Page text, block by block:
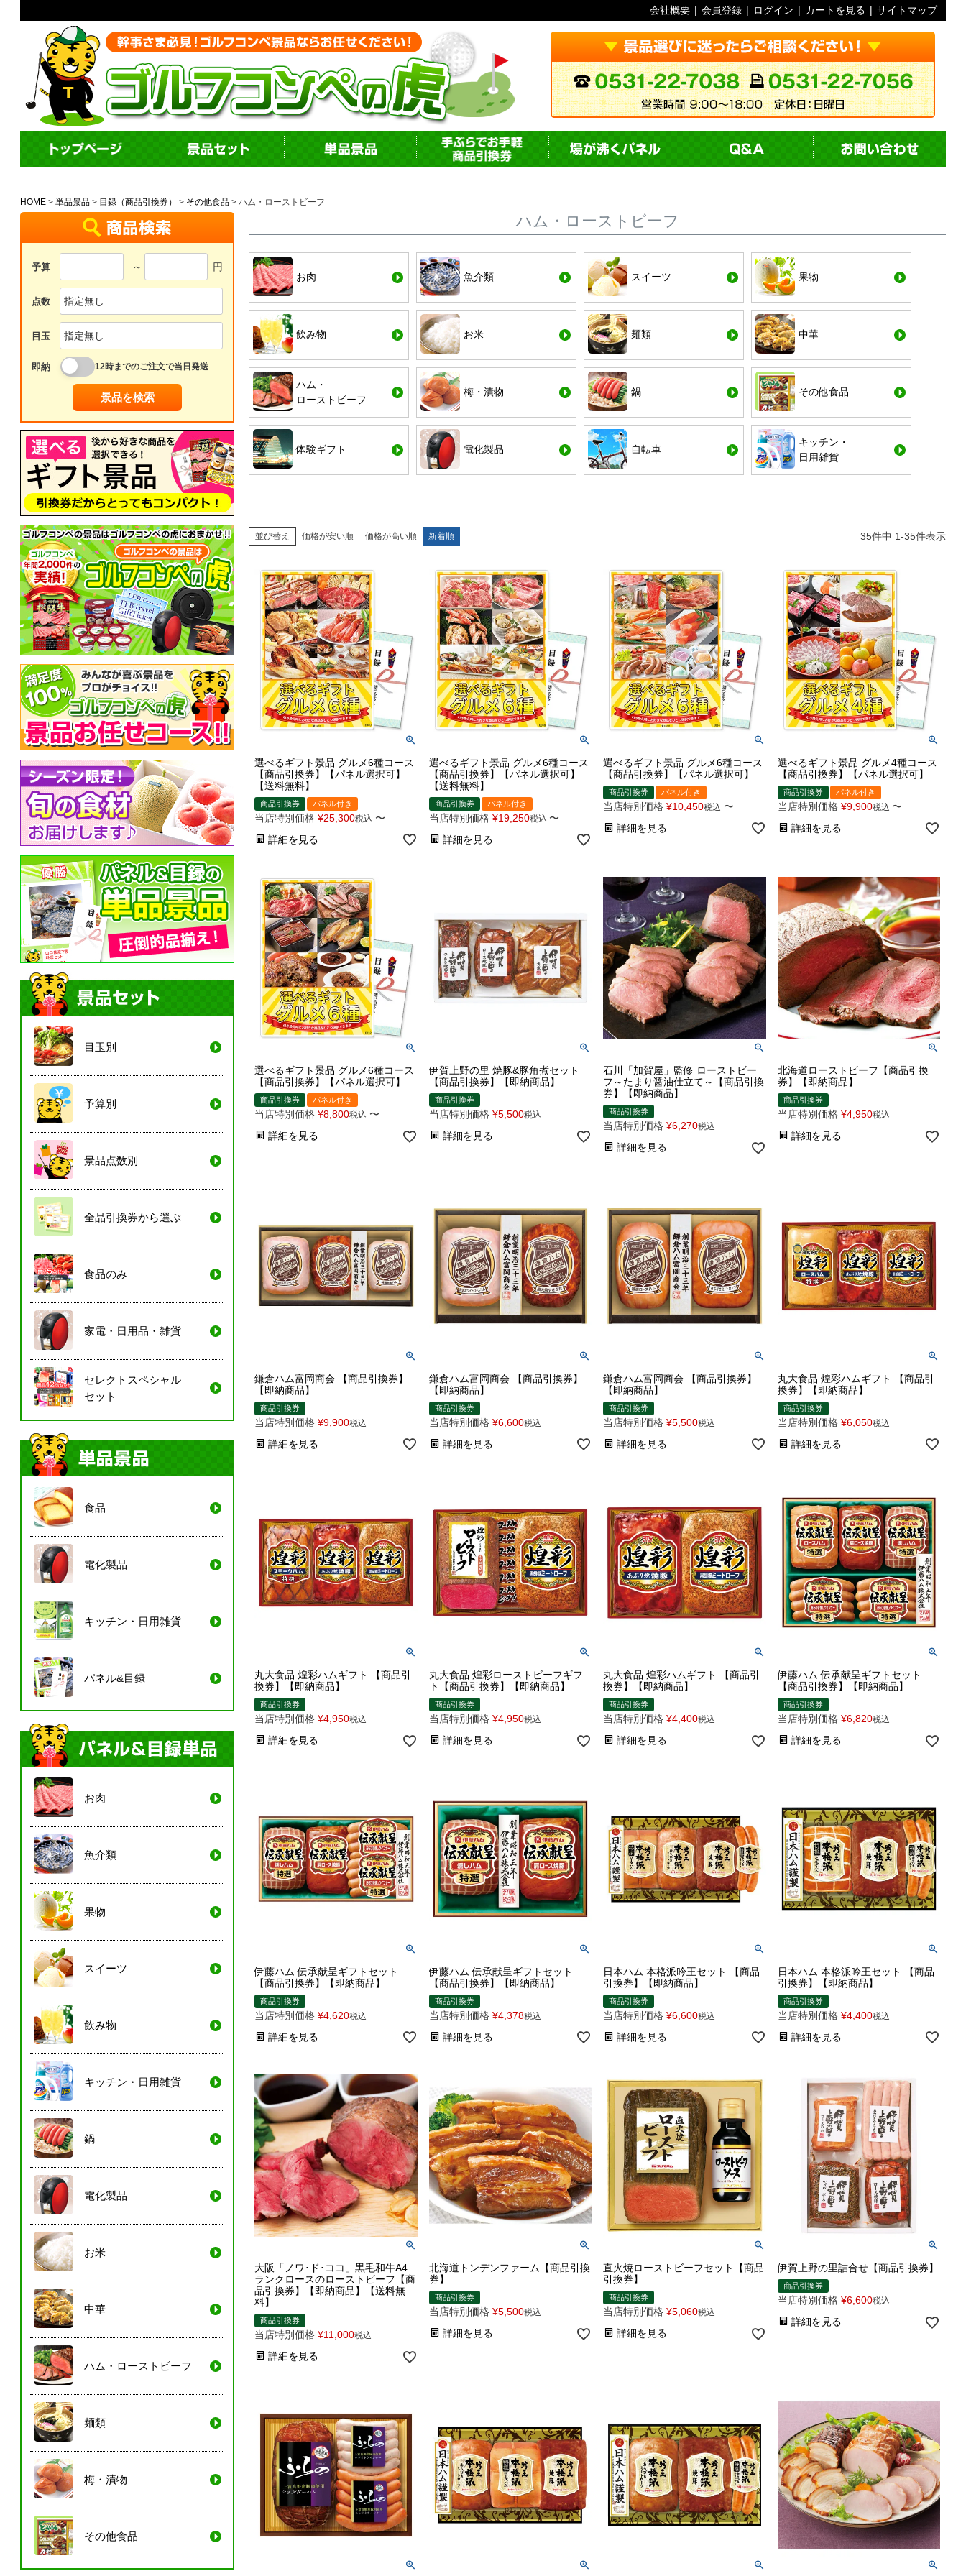
会社概要 | 会員登録 | ログイン | カートを見る | サイトマップ
HOME 単品景品 目録（商品引換券） その他食品 ハム・ローストビーフ
予算 ～ 円
点数
目玉
即納 12時までのご注文で当日発送
景品を検索
目玉別
予算別
景品点数別
全品引換券から選ぶ
食品のみ
家電・日用品・雑貨
セレクトスペシャル
セット
食品
電化製品
キッチン・日用雑貨
パネル&目録
お肉
魚介類
果物
スイーツ
飲み物
キッチン・日用雑貨
鍋
電化製品
お米
中華
ハム・ローストビーフ
麺類
梅・漬物
その他食品
ハム・ローストビーフ
お肉 魚介類 スイーツ 果物
飲み物 お米 麺類 中華
ハム・
ローストビーフ
梅・漬物 鍋 その他食品
体験ギフト 電化製品 自転車
キッチン・
日用雑貨
並び替え 価格が安い順 価格が高い順 新着順 35件中 1-35件表示
選べるギフト景品 グルメ6種コース
【商品引換券】【パネル選択可】
【送料無料】
商品引換券 パネル付き
当店特別価格 ¥25,300税込 〜
詳細を見る
選べるギフト景品 グルメ6種コース
【商品引換券】【パネル選択可】
【送料無料】
商品引換券 パネル付き
当店特別価格 ¥19,250税込 〜
詳細を見る
選べるギフト景品 グルメ6種コース
【商品引換券】【パネル選択可】
商品引換券 パネル付き
当店特別価格 ¥10,450税込 〜
詳細を見る
選べるギフト景品 グルメ4種コース
【商品引換券】【パネル選択可】
商品引換券 パネル付き
当店特別価格 ¥9,900税込 〜
詳細を見る
選べるギフト景品 グルメ6種コース
【商品引換券】【パネル選択可】
商品引換券 パネル付き
当店特別価格 ¥8,800税込 〜
詳細を見る
伊賀上野の里 焼豚&豚角煮セット
【商品引換券】【即納商品】
商品引換券
当店特別価格 ¥5,500税込
詳細を見る
石川「加賀屋」監修 ローストビー
フ～たまり醤油仕立て～【商品引換
券】【即納商品】
商品引換券
当店特別価格 ¥6,270税込
詳細を見る
北海道ローストビーフ【商品引換
券】【即納商品】
商品引換券
当店特別価格 ¥4,950税込
詳細を見る
鎌倉ハム富岡商会 【商品引換券】
【即納商品】
商品引換券
当店特別価格 ¥9,900税込
詳細を見る
鎌倉ハム富岡商会 【商品引換券】
【即納商品】
商品引換券
当店特別価格 ¥6,600税込
詳細を見る
鎌倉ハム富岡商会 【商品引換券】
【即納商品】
商品引換券
当店特別価格 ¥5,500税込
詳細を見る
丸大食品 煌彩ハムギフト 【商品引
換券】【即納商品】
商品引換券
当店特別価格 ¥6,050税込
詳細を見る
丸大食品 煌彩ハムギフト 【商品引
換券】【即納商品】
商品引換券
当店特別価格 ¥4,950税込
詳細を見る
丸大食品 煌彩ローストビーフギフ
ト【商品引換券】【即納商品】
商品引換券
当店特別価格 ¥4,950税込
詳細を見る
丸大食品 煌彩ハムギフト 【商品引
換券】【即納商品】
商品引換券
当店特別価格 ¥4,400税込
詳細を見る
伊藤ハム 伝承献呈ギフトセット
【商品引換券】【即納商品】
商品引換券
当店特別価格 ¥6,820税込
詳細を見る
伊藤ハム 伝承献呈ギフトセット
【商品引換券】【即納商品】
商品引換券
当店特別価格 ¥4,620税込
詳細を見る
伊藤ハム 伝承献呈ギフトセット
【商品引換券】【即納商品】
商品引換券
当店特別価格 ¥4,378税込
詳細を見る
日本ハム 本格派吟王セット 【商品
引換券】【即納商品】
商品引換券
当店特別価格 ¥6,600税込
詳細を見る
日本ハム 本格派吟王セット 【商品
引換券】【即納商品】
商品引換券
当店特別価格 ¥4,400税込
詳細を見る
大阪「ノワ･ド･ココ」黒毛和牛A4
ランクロースのローストビーフ【商
品引換券】【即納商品】【送料無
料】
商品引換券
当店特別価格 ¥11,000税込
詳細を見る
北海道トンデンファーム【商品引換
券】
商品引換券
当店特別価格 ¥5,500税込
詳細を見る
直火焼ローストビーフセット【商品
引換券】
商品引換券
当店特別価格 ¥5,060税込
詳細を見る
伊賀上野の里詰合せ【商品引換券】
商品引換券
当店特別価格 ¥6,600税込
詳細を見る